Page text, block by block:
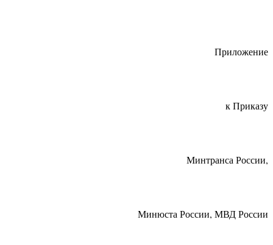
Приложение
к Приказу
Минтранса России,
Минюста России, МВД России